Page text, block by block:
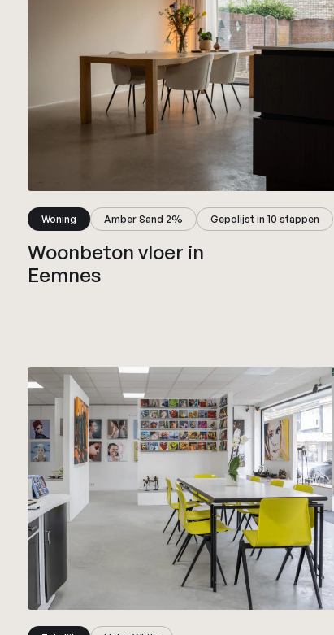
Woning Amber Sand 2% Gepolijst in 10 stappen
Woonbeton vloer in
Eemnes